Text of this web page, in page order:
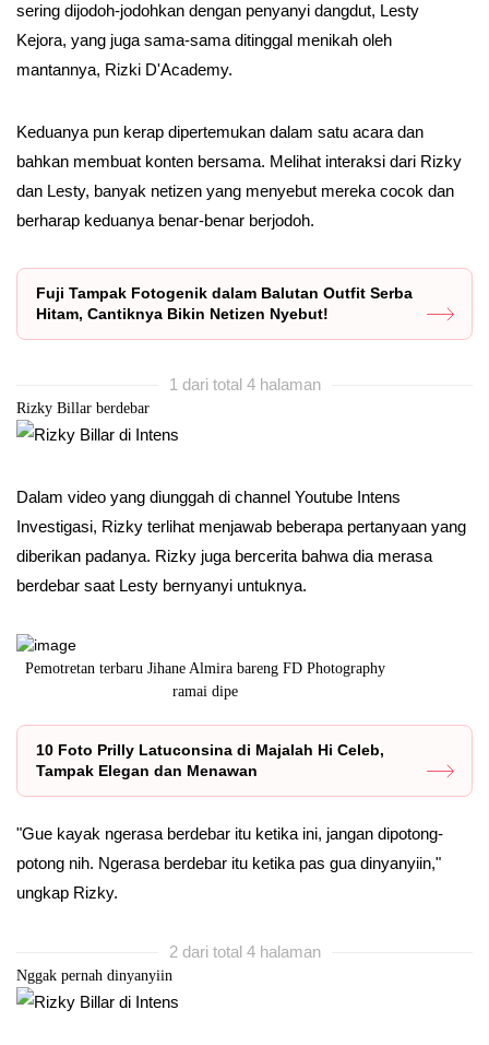
sering dijodoh-jodohkan dengan penyanyi dangdut, Lesty
Kejora, yang juga sama-sama ditinggal menikah oleh
mantannya, Rizki D'Academy.
Keduanya pun kerap dipertemukan dalam satu acara dan
bahkan membuat konten bersama. Melihat interaksi dari Rizky
dan Lesty, banyak netizen yang menyebut mereka cocok dan
berharap keduanya benar-benar berjodoh.
Fuji Tampak Fotogenik dalam Balutan Outfit Serba
Hitam, Cantiknya Bikin Netizen Nyebut!
1 dari total 4 halaman
Rizky Billar berdebar
Dalam video yang diunggah di channel Youtube Intens
Investigasi, Rizky terlihat menjawab beberapa pertanyaan yang
diberikan padanya. Rizky juga bercerita bahwa dia merasa
berdebar saat Lesty bernyanyi untuknya.
FD Photography
Usung konsep tradisional tapi tetap terlihat modern,
10 Foto Prilly Latuconsina di Majalah Hi Celeb,
Tampak Elegan dan Menawan
"Gue kayak ngerasa berdebar itu ketika ini, jangan dipotong-
potong nih. Ngerasa berdebar itu ketika pas gua dinyanyiin,"
ungkap Rizky.
2 dari total 4 halaman
Nggak pernah dinyanyiin